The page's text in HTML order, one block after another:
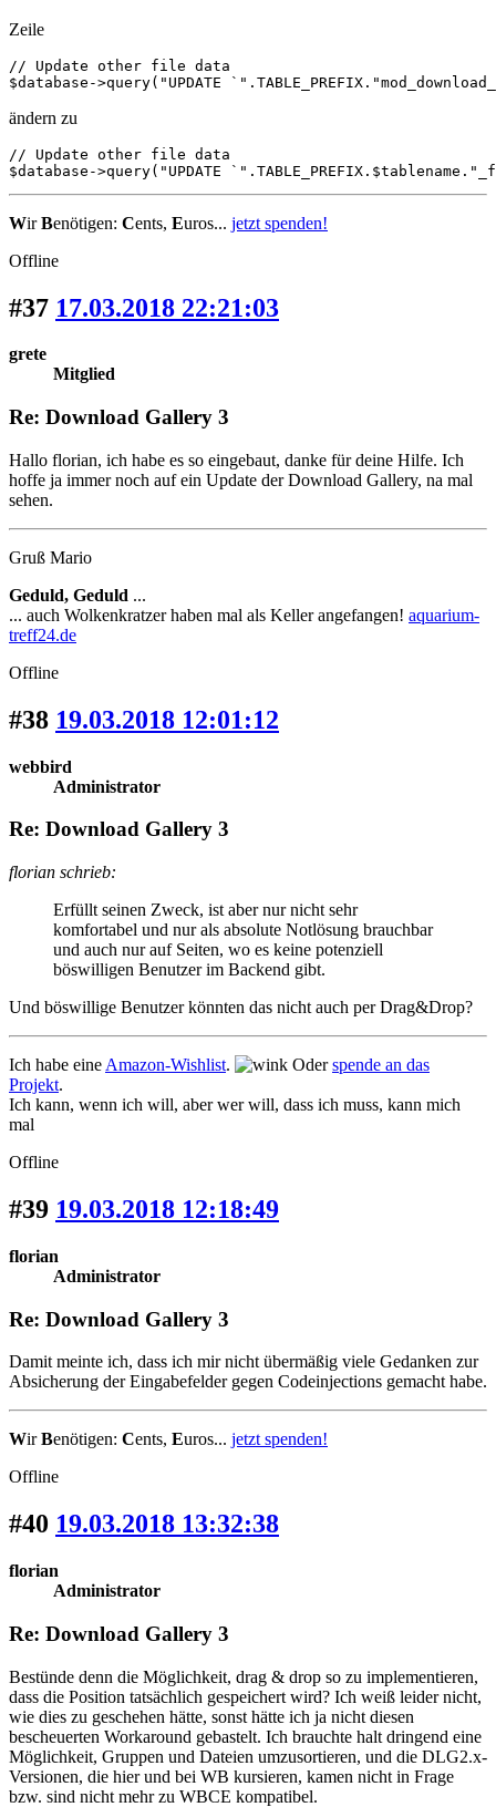
Zeile
// Update other file data
$database->query("UPDATE
ändern zu
// Update other file data
$database->query("UPDATE
WirBenötigen: Cents, Euros... jetzt spenden!
Offline
#37 17.03.2018 22:21:03
grete
Mitglied
Re: Download Gallery 3
Hallo florian, ich habe es so eingebaut, danke für deine Hilfe. Ich
hoffe ja immer noch auf ein Update der Download Gallery, na mal
sehen.
Gruß Mario
Geduld, Geduld ...
... auch Wolkenkratzer haben mal als Keller angefangen! aquarium-
treff24.de
Offline
#38 19.03.2018 12:01:12
webbird
Administrator
Re: Download Gallery 3
florian schrieb:
Erfüllt seinen Zweck, ist aber nur nicht sehr
komfortabel und nur als absolute Notlösung brauchbar
und auch nur auf Seiten, wo es keine potenziell
böswilligen Benutzer im Backend gibt.
Und böswillige Benutzer könnten das nicht auch per Drag&Drop?
Ich habe eine Amazon-Wishlist. Oderspende an das
Projekt.
Ich kann, wenn ich will, aber wer will, dass ich muss, kann mich
mal
Offline
#39 19.03.2018 12:18:49
florian
Administrator
Re: Download Gallery 3
Damit meinte ich, dass ich mir nicht übermäßig viele Gedanken zur
Absicherung der Eingabefelder gegen Codeinjections gemacht habe.
WirBenötigen: Cents, Euros... jetzt spenden!
Offline
#40 19.03.2018 13:32:38
florian
Administrator
Re: Download Gallery 3
Bestünde denn die Möglichkeit, drag & drop so zu implementieren,
dass die Position tatsächlich gespeichert wird? Ich weiß leider nicht,
wie dies zu geschehen hätte, sonst hätte ich ja nicht diesen
bescheuerten Workaround gebastelt. Ich brauchte halt dringend eine
Möglichkeit, Gruppen und Dateien umzusortieren, und die DLG2.x-
Versionen, die hier und bei WB kursieren, kamen nicht in Frage
bzw. sind nicht mehr zu WBCE kompatibel.